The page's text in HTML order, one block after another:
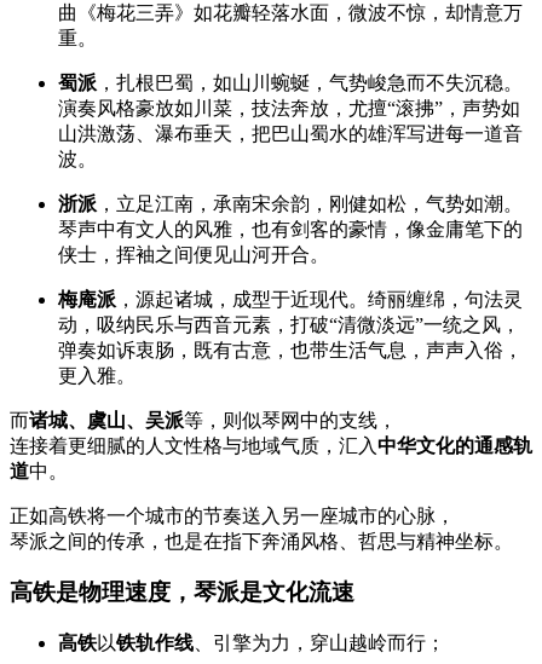
曲《梅花三弄》如花瓣轻落水面，微波不惊，却情意万
重。
蜀派 ，扎根巴蜀，如山川蜿蜒，气势峻急而不失沉稳。
演奏风格豪放如川菜，技法奔放，尤擅“滚拂”，声势如
山洪激荡、瀑布垂天，把巴山蜀水的雄浑写进每一道音
波。
浙派 ，立足江南，承南宋余韵，刚健如松，气势如潮。
琴声中有文人的风雅，也有剑客的豪情，像金庸笔下的
侠士，挥袖之间便见山河开合。
梅庵派 ，源起诸城，成型于近现代。绮丽缠绵，句法灵
动，吸纳民乐与西音元素，打破“清微淡远”一统之风，
弹奏如诉衷肠，既有古意，也带生活气息，声声入俗，
更入雅。
而诸城、虞山、吴派等，则似琴网中的支线，
连接着更细腻的人文性格与地域气质，汇入中华文化的通感轨
道中。
正如高铁将一个城市的节奏送入另一座城市的心脉，
琴派之间的传承，也是在指下奔涌风格、哲思与精神坐标。
高铁是物理速度，琴派是文化流速
高铁以铁轨作线 、引擎为力，穿山越岭而行；